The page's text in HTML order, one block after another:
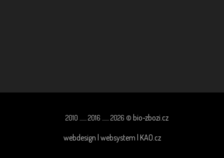
2010 ....... 2016 ....... 2026 © bio-zbozi.cz
webdesign | websystem | KAO.cz